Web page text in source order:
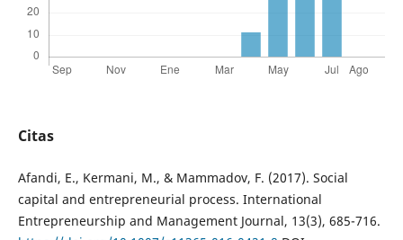
Citas
Afandi, E., Kermani, M., & Mammadov, F. (2017). Social
capital and entrepreneurial process. International
Entrepreneurship and Management Journal, 13(3), 685-716.